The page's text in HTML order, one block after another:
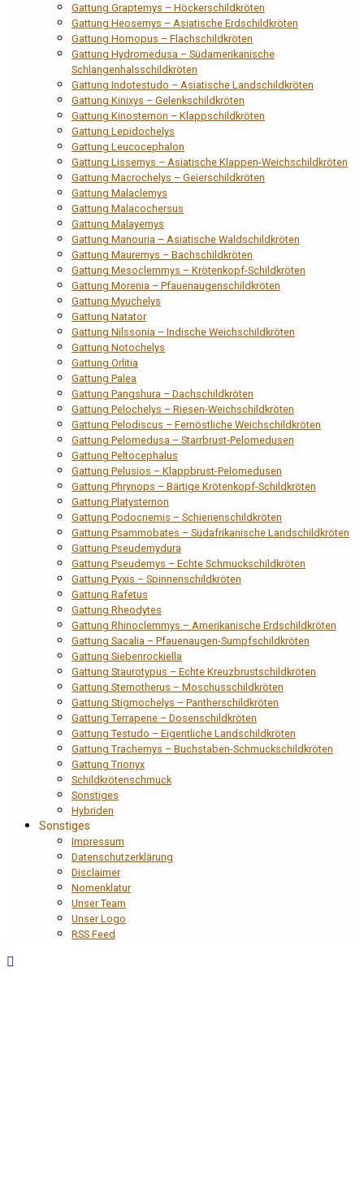
Gattung Graptemys – Höckerschildkröten
Gattung Heosemys – Asiatische Erdschildkröten
Gattung Homopus – Flachschildkröten
Gattung Hydromedusa – Südamerikanische
Schlangenhalsschildkröten
Gattung Indotestudo – Asiatische Landschildkröten
Gattung Kinixys – Gelenkschildkröten
Gattung Kinosternon – Klappschildkröten
Gattung Lepidochelys
Gattung Leucocephalon
Gattung Lissemys – Asiatische Klappen-Weichschildkröten
Gattung Macrochelys – Geierschildkröten
Gattung Malaclemys
Gattung Malacochersus
Gattung Malayemys
Gattung Manouria – Asiatische Waldschildkröten
Gattung Mauremys – Bachschildkröten
Gattung Mesoclemmys – Krötenkopf-Schildkröten
Gattung Morenia – Pfauenaugenschildkröten
Gattung Myuchelys
Gattung Natator
Gattung Nilssonia – Indische Weichschildkröten
Gattung Notochelys
Gattung Orlitia
Gattung Palea
Gattung Pangshura – Dachschildkröten
Gattung Pelochelys – Riesen-Weichschildkröten
Gattung Pelodiscus – Fernöstliche Weichschildkröten
Gattung Pelomedusa – Starrbrust-Pelomedusen
Gattung Peltocephalus
Gattung Pelusios – Klappbrust-Pelomedusen
Gattung Phrynops – Bärtige Krötenkopf-Schildkröten
Gattung Platysternon
Gattung Podocnemis – Schienenschildkröten
Gattung Psammobates – Südafrikanische Landschildkröten
Gattung Pseudemydura
Gattung Pseudemys – Echte Schmuckschildkröten
Gattung Pyxis – Spinnenschildkröten
Gattung Rafetus
Gattung Rheodytes
Gattung Rhinoclemmys – Amerikanische Erdschildkröten
Gattung Sacalia – Pfauenaugen-Sumpfschildkröten
Gattung Siebenrockiella
Gattung Staurotypus – Echte Kreuzbrustschildkröten
Gattung Sternotherus – Moschusschildkröten
Gattung Stigmochelys – Pantherschildkröten
Gattung Terrapene – Dosenschildkröten
Gattung Testudo – Eigentliche Landschildkröten
Gattung Trachemys – Buchstaben-Schmuckschildkröten
Gattung Trionyx
Schildkrötenschmuck
Sonstiges
Hybriden
Sonstiges
Impressum
Datenschutzerklärung
Disclaimer
Nomenklatur
Unser Team
Unser Logo
RSS Feed